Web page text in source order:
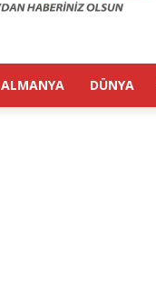
ALMANYA DÜNYA